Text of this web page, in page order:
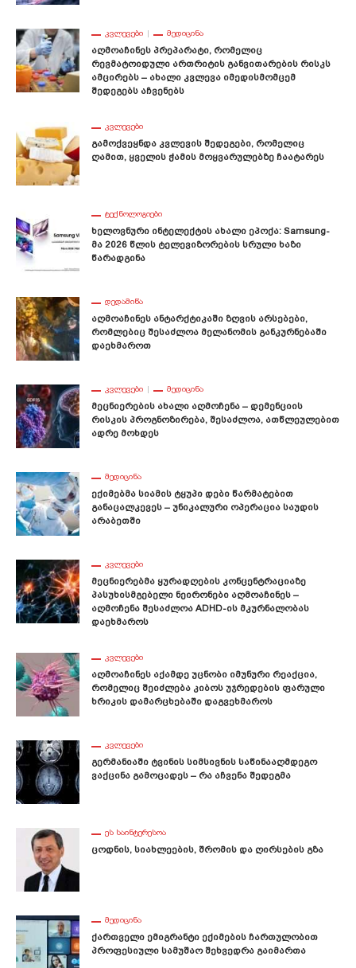
ᲙᲕᲚᲔᲕᲔᲑᲘ ᲛᲔᲓᲘᲪᲘᲜᲐ
Აღმოაჩინეს Პრეპარატი, Რომელიც
Რევმატოიდული Ართრიტის Განვითარების Რისკს
Ამცირებს – Ახალი Კვლევა Იმედისმომცემ
Შედეგებს Აჩვენებს
ᲙᲕᲚᲔᲕᲔᲑᲘ
Გამოქვეყნდა Კვლევის Შედეგები, Რომელიც
Ღამით, Ყველის Ჭამის Მოყვარულებზე Ჩაატარეს
ᲢᲔᲥᲜᲝᲚᲝᲒᲘᲔᲑᲘ
Ხელოვნური Ინტელექტის Ახალი Ეპოქა: Samsung-
Მა 2026 Წლის Ტელევიზორების Სრული Ხაზი
Წარადგინა
ᲓᲔᲓᲐᲛᲘᲬᲐ
Აღმოაჩინეს Ანტარქტიკაში Ზღვის Არსებები,
Რომლებიც Შესაძლოა Მელანომის Განკურნებაში
Დაეხმაროთ
ᲙᲕᲚᲔᲕᲔᲑᲘ ᲛᲔᲓᲘᲪᲘᲜᲐ
Მეცნიერების Ახალი Აღმოჩენა – Დემენციის
Რისკის Პროგნოზირება, Შესაძლოა, Ათწლეულებით
Ადრე Მოხდეს
ᲛᲔᲓᲘᲪᲘᲜᲐ
Ექიმებმა Სიამის Ტყუპი Დები Წარმატებით
Განაცალკევეს – Უნიკალური Ოპერაცია Საუდის
Არაბეთში
ᲙᲕᲚᲔᲕᲔᲑᲘ
Მეცნიერებმა Ყურადღების Კონცენტრაციაზე
Პასუხისმგებელი Ნეირონები Აღმოაჩინეს –
Აღმოჩენა Შესაძლოა ADHD-Ის Მკურნალობას
Დაეხმაროს
ᲙᲕᲚᲔᲕᲔᲑᲘ
Აღმოაჩინეს Აქამდე Უცნობი Იმუნური Რეაქცია,
Რომელიც Შეიძლება Კიბოს Უჯრედების Ფარული
Ხრიკის Დამარცხებაში Დაგვეხმაროს
ᲙᲕᲚᲔᲕᲔᲑᲘ
Გერმანიაში Ტვინის Სიმსივნის Საწინააღმდეგო
Ვაქცინა Გამოცადეს – Რა Აჩვენა Შედეგმა
ᲔᲡ ᲡᲐᲘᲜᲢᲔᲠᲔᲡᲝᲐ
Ცოდნის, Სიახლეების, Შრომის Და Ღირსების Გზა
ᲛᲔᲓᲘᲪᲘᲜᲐ
Ქართველი Ემიგრანტი Ექიმების Ჩართულობით
Პროფესიული Სამუშაო Შეხვედრა Გაიმართა